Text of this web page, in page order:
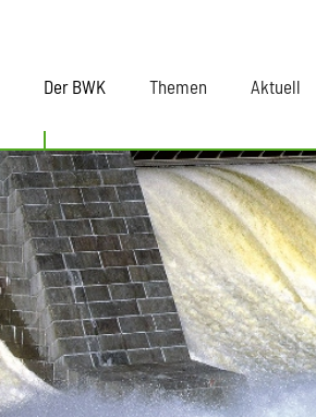
Der BWK Themen Aktuell